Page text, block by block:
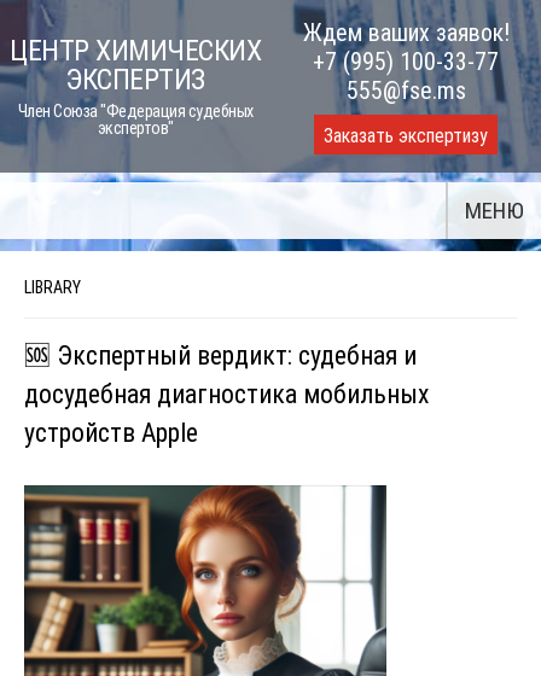
Skip
to
content
ЦЕНТР ХИМИЧЕСКИХ
ЭКСПЕРТИЗ
Член Союза "Федерация судебных
экспертов"
Ждем ваших заявок!
+7 (995) 100-33-77
555@fse.ms
Заказать экспертизу
МЕНЮ
LIBRARY
🆘 Экспертный вердикт: судебная и
досудебная диагностика мобильных
устройств Apple